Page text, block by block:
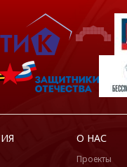
О НАС
Проекты